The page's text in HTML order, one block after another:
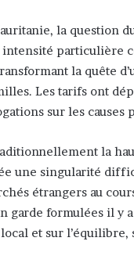
la question
particulière
la quête
Les tarifs ont
sur les causes
la
une singularité
étrangers au
garde formulées il y
et sur